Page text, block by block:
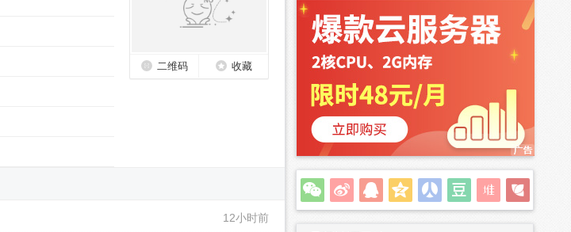
二维码 收藏
12小时前